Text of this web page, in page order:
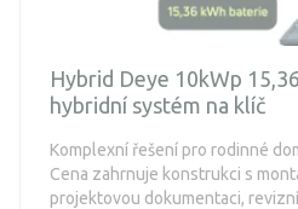
Hybrid Deye 10kWp
hybridní systém na klíč
Komplexní řešení pro rodinné
Cena zahrnuje konstrukci s
projektovou dokumentaci,